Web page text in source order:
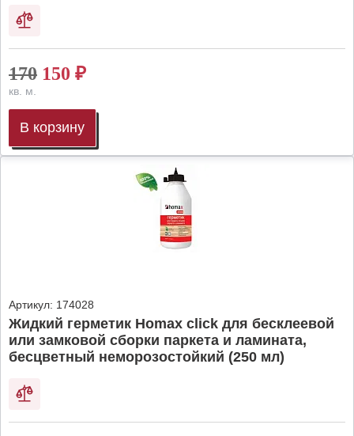
170 150 ₽
кв. м.
В корзину
Артикул: 174028
Жидкий герметик Homax click для бесклеевой
или замковой сборки паркета и ламината,
бесцветный неморозостойкий (250 мл)